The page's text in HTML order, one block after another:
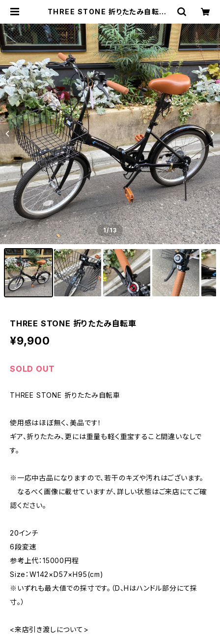
THREE STONE 折りたたみ自転車 |
のリサイクルショップ・古着
1/13
THREE STONE 折りたたみ自転車
¥9,900
SOLD OUT
THREE STONE 折りたたみ自転車
使用感はほぼ無く、美品です！
ギア、折りたたみ、更には重量も軽く重宝すること間違いなしで
す。
※一応中古品になりますので、若干のキズや汚れはございます。
なるべく画像に載せていますが、詳しい状態はご来店にてご確
認ください。
20インチ
6段変速
参考上代：15000円程
Size：W142×D57×H95(cm)
※いずれも最大値での採寸です。（D、Hはハンドル部分にて採
寸。）
<来店引き渡しについて>